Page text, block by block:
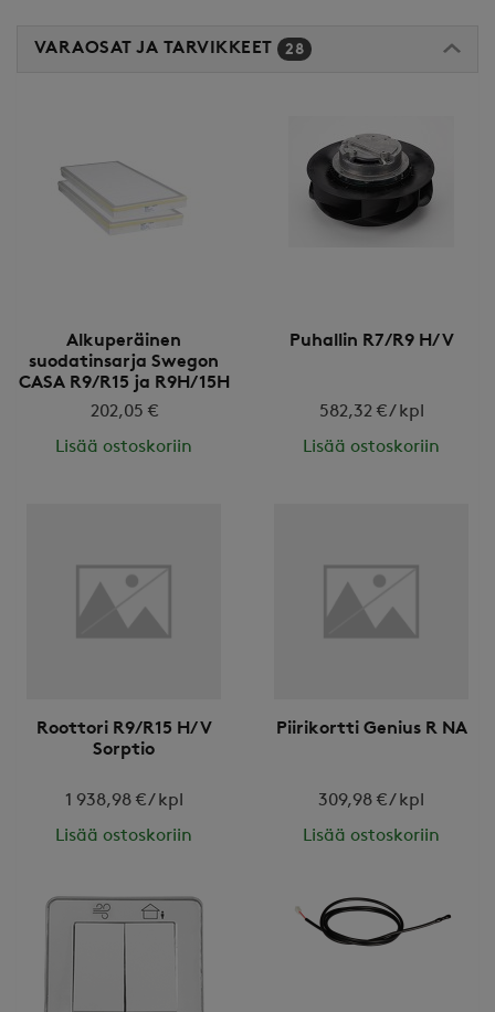
VARAOSAT JA TARVIKKEET 28
Alkuperäinen
suodatinsarja Swegon
CASA R9/R15 ja R9H/15H
202,05 €
Lisää ostoskoriin
Puhallin R7/R9 H/V
582,32 € / kpl
Lisää ostoskoriin
Roottori R9/R15 H/V
Sorptio
1 938,98 € / kpl
Lisää ostoskoriin
Piirikortti Genius R NA
309,98 € / kpl
Lisää ostoskoriin